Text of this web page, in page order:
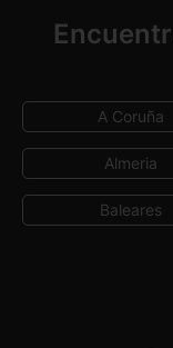
A Coruña
Almeria
Baleares